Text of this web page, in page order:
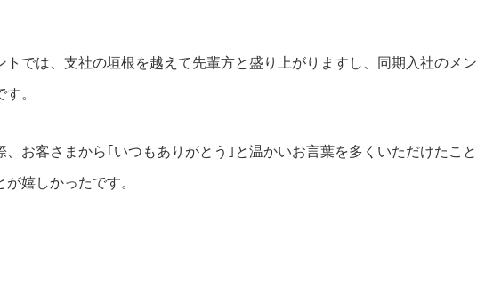
では、支社の垣根を越えて先輩方と盛り上がりますし、同期入社のメン
。
お客さまから｢いつもありがとう｣と温かいお言葉を多くいただけたこと
嬉しかったです。